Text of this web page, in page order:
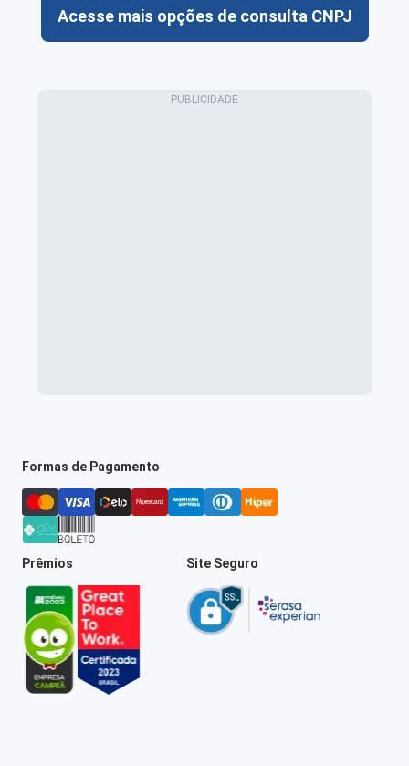
Acesse mais opções de consulta CNPJ
Formas de Pagamento
Prêmios Site Seguro